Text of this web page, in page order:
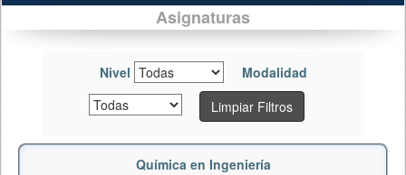
Asignaturas
Nivel
Modalidad
Limpiar Filtros
Química en Ingeniería